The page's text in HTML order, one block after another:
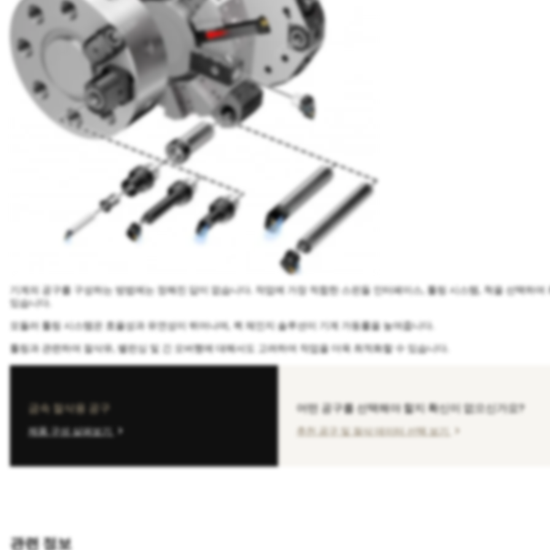
기계의 공구를 구성하는 방법에는 정해진 답이 없습니다. 작업에 가장 적합한 스핀들 인터페이스, 툴링 시스템, 척을 선택하
있습니다.
모듈러 툴링 시스템은 효율성과 유연성이 뛰어나며, 퀵 체인지 솔루션이 기계 가동률을 높여줍니다.
툴링과 관련하여 절삭유, 밸런싱 및 긴 오버행에 대해서도 고려하여 작업을 더욱 최적화할 수 있습니다.
금속 절삭용 공구
제품 구성 살펴보기 chevron_right
어떤 공구를 선택해야 할지 확신이 없으신가요?
추천 공구 및 절삭 데이터 선택 보기 chevron_right
관련 정보